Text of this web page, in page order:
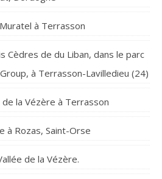
à Terrasson
Cèdres de du Liban, dans le parc
à Terrasson-Lavilledieu (24)
de la Vézère à Terrasson
à Rozas, Saint-Orse
de la Vézère.